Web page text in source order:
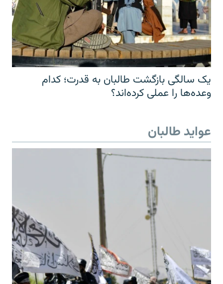
یک سالگی بازگشت طالبان به قدرت؛ کدام
وعده‌ها را عملی کرده‌اند؟
عواید طالبان